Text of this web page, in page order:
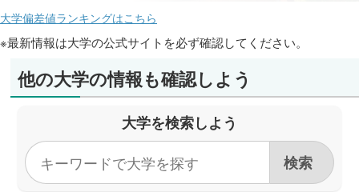
大学偏差値ランキングはこちら
※最新情報は大学の公式サイトを必ず確認してください。
他の大学の情報も確認しよう
大学を検索しよう